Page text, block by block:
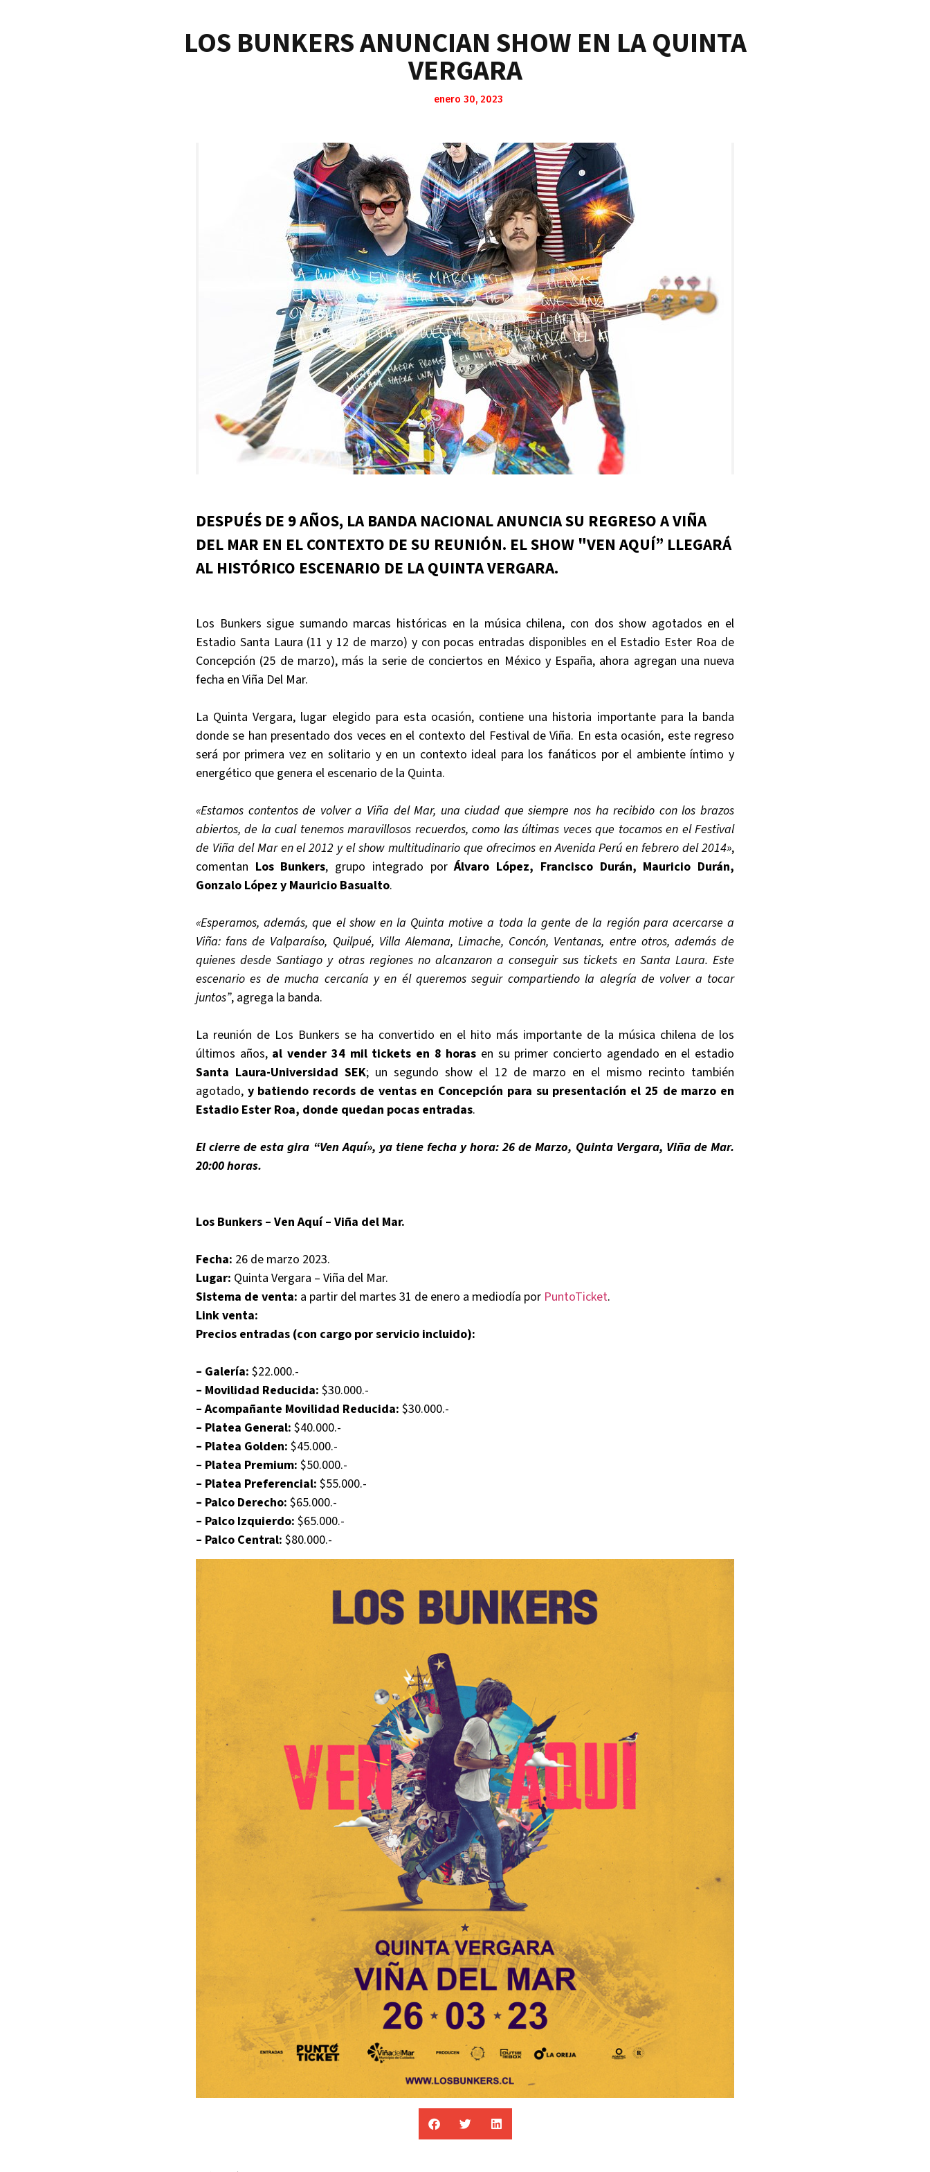
LOS BUNKERS ANUNCIAN SHOW EN LA QUINTA
VERGARA
enero 30, 2023
DESPUÉS DE 9 AÑOS, LA BANDA NACIONAL ANUNCIA SU REGRESO A VIÑA
DEL MAR EN EL CONTEXTO DE SU REUNIÓN. EL SHOW "VEN AQUÍ” LLEGARÁ
AL HISTÓRICO ESCENARIO DE LA QUINTA VERGARA.
Los Bunkers sigue sumando marcas históricas en la música chilena, con dos show agotados en el
Estadio Santa Laura (11 y 12 de marzo) y con pocas entradas disponibles en el Estadio Ester Roa de
Concepción (25 de marzo), más la serie de conciertos en México y España, ahora agregan una nueva
fecha en Viña Del Mar.
La Quinta Vergara, lugar elegido para esta ocasión, contiene una historia importante para la banda
donde se han presentado dos veces en el contexto del Festival de Viña. En esta ocasión, este regreso
será por primera vez en solitario y en un contexto ideal para los fanáticos por el ambiente íntimo y
energético que genera el escenario de la Quinta.
«Estamos contentos de volver a Viña del Mar, una ciudad que siempre nos ha recibido con los brazos
abiertos, de la cual tenemos maravillosos recuerdos, como las últimas veces que tocamos en el Festival
de Viña del Mar en el 2012 y el show multitudinario que ofrecimos en Avenida Perú en febrero del 2014»,
comentan Los Bunkers, grupo integrado porÁlvaro López, Francisco Durán, Mauricio Durán,
Gonzalo López y Mauricio Basualto.
«Esperamos, además, que el show en la Quinta motive a toda la gente de la región para acercarse a
Viña: fans de Valparaíso, Quilpué, Villa Alemana, Limache, Concón, Ventanas, entre otros, además de
quienes desde Santiago y otras regiones no alcanzaron a conseguir sus tickets en Santa Laura. Este
escenario es de mucha cercanía y en él queremos seguir compartiendo la alegría de volver a tocar
juntos”, agrega la banda.
La reunión de Los Bunkers se ha convertido en el hito más importante de la música chilena de los
últimos años, al vender 34 mil tickets en 8 horas en su primer concierto agendado en el estadio
Santa Laura-Universidad SEK; un segundo show el 12 de marzo en el mismo recinto también
agotado, y batiendo records de ventas en Concepción para su presentación el 25 de marzo en
Estadio Ester Roa, donde quedan pocas entradas.
El cierre de esta gira “Ven Aquí», ya tiene fecha y hora: 26 de Marzo, Quinta Vergara, Viña de Mar.
20:00 horas.
Los Bunkers – Ven Aquí – Viña del Mar.
Fecha: 26 de marzo 2023.
Lugar: Quinta Vergara – Viña del Mar.
Sistema de venta: a partir del martes 31 de enero a mediodía por PuntoTicket.
Link venta:
Precios entradas (con cargo por servicio incluido):
– Galería: $22.000.-
– Movilidad Reducida: $30.000.-
– Acompañante Movilidad Reducida: $30.000.-
– Platea General: $40.000.-
– Platea Golden: $45.000.-
– Platea Premium: $50.000.-
– Platea Preferencial: $55.000.-
– Palco Derecho: $65.000.-
– Palco Izquierdo: $65.000.-
– Palco Central: $80.000.-